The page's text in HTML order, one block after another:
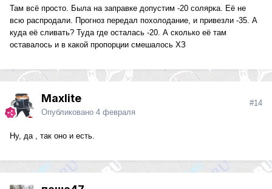
Там всё просто. Была на заправке допустим -20 солярка. Её не
всю распродали. Прогноз передал похолодание, и привезли -35. А
куда её сливать? Туда где осталась -20. А сколько её там
оставалось и в какой пропорции смешалось ХЗ
Maxlite
Опубликовано 4 февраля
#14
Ну, да , так оно и есть.